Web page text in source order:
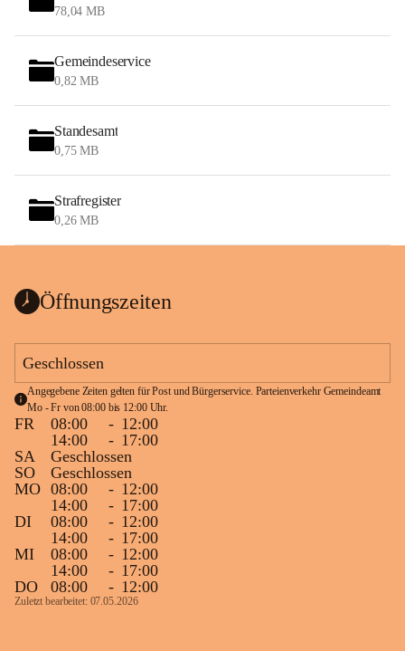
78,04 MB
Gemeindeservice
0,82 MB
Standesamt
0,75 MB
Strafregister
0,26 MB
Öffnungszeiten
Geschlossen
Angegebene Zeiten gelten für Post und Bürgerservice. Parteienverkehr Gemeindeamt
Mo - Fr von 08:00 bis 12:00 Uhr.
FR 08:00 - 12:00
14:00
- 17:00
SA
Geschlossen
SO
Geschlossen
MO 08:00 - 12:00
14:00
- 17:00
DI
08:00 - 12:00
14:00
- 17:00
MI
08:00 - 12:00
14:00
- 17:00
DO
08:00 - 12:00
Zuletzt bearbeitet: 07.05.2026